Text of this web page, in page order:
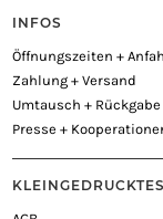
INFOS
Öffnungszeiten +
Zahlung + Versand
Umtausch + Rückgabe
Presse +
KLEINGEDRUCKTES